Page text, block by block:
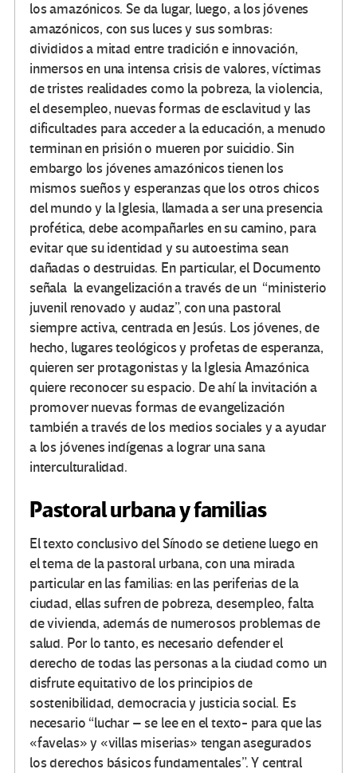
los amazónicos. Se da lugar, luego, a los jóvenes
amazónicos, con sus luces y sus sombras:
divididos a mitad entre tradición e innovación,
inmersos en una intensa crisis de valores, víctimas
de tristes realidades como la pobreza, la violencia,
el desempleo, nuevas formas de esclavitud y las
dificultades para acceder a la educación, a menudo
terminan en prisión o mueren por suicidio. Sin
embargo los jóvenes amazónicos tienen los
mismos sueños y esperanzas que los otros chicos
del mundo y la Iglesia, llamada a ser una presencia
profética, debe acompañarles en su camino, para
evitar que su identidad y su autoestima sean
dañadas o destruidas. En particular, el Documento
señala la evangelización a través de un “ministerio
juvenil renovado y audaz”, con una pastoral
siempre activa, centrada en Jesús. Los jóvenes, de
hecho, lugares teológicos y profetas de esperanza,
quieren ser protagonistas y la Iglesia Amazónica
quiere reconocer su espacio. De ahí la invitación a
promover nuevas formas de evangelización
también a través de los medios sociales y a ayudar
a los jóvenes indígenas a lograr una sana
interculturalidad.
Pastoral urbana y familias
El texto conclusivo del Sínodo se detiene luego en
el tema de la pastoral urbana, con una mirada
particular en las familias: en las periferias de la
ciudad, ellas sufren de pobreza, desempleo, falta
de vivienda, además de numerosos problemas de
salud. Por lo tanto, es necesario defender el
derecho de todas las personas a la ciudad como un
disfrute equitativo de los principios de
sostenibilidad, democracia y justicia social. Es
necesario “luchar – se lee en el texto- para que las
«favelas» y «villas miserias» tengan asegurados
los derechos básicos fundamentales”. Y central